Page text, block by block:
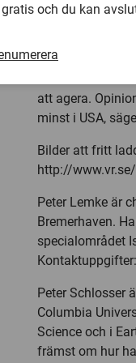
fortsatta arbetet
– I dag har
världen kanske
att agera.
minst i USA,
Bilder att fritt
http://
Peter Lemke är
Bremerhaven.
specialområdet
Peter Schlosser
Columbia
Science och i
främst om hur
gratis och du kan